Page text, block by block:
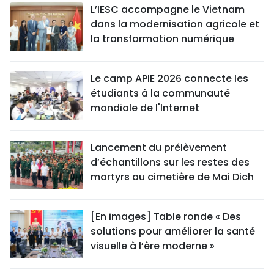
L’IESC accompagne le Vietnam
dans la modernisation agricole et
la transformation numérique
Le camp APIE 2026 connecte les
étudiants à la communauté
mondiale de l'Internet
Lancement du prélèvement
d’échantillons sur les restes des
martyrs au cimetière de Mai Dich
[En images] Table ronde « Des
solutions pour améliorer la santé
visuelle à l’ère moderne »